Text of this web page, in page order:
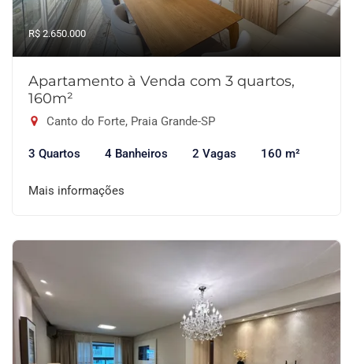
R$ 2.650.000
Apartamento à Venda com 3 quartos,
160m²
Canto do Forte, Praia Grande-SP
3 Quartos 4 Banheiros 2 Vagas 160 m²
Mais informações